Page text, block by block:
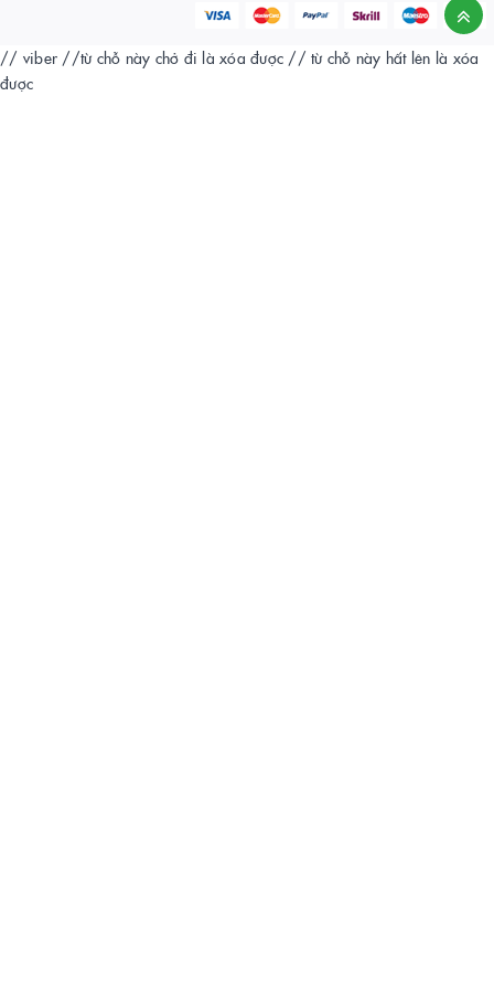
// viber //từ chỗ này chở đi là xóa được // từ chỗ này hất lên là xóa
được